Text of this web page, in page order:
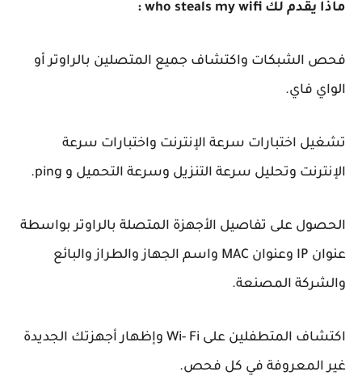
ماذا يقدم لك who steals my wifi :
فحص الشبكات واكتشاف جميع المتصلين بالراوتر أو
الواي فاي.
تشغيل اختبارات سرعة الإنترنت واختبارات سرعة
الإنترنت وتحليل سرعة التنزيل وسرعة التحميل و ping.
الحصول على تفاصيل الأجهزة المتصلة بالراوتر بواسطة
عنوان IP وعنوان MAC واسم الجهاز والطراز والبائع
والشركة المصنعة.
اكتشاف المتطفلين على Wi- Fi وإظهار أجهزتك الجديدة
غير المعروفة في كل فحص.